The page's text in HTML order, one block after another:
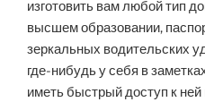
изготовить вам любой тип
высшем образовании,
зеркальных водительских
где-нибудь у себя в
иметь быстрый доступ к